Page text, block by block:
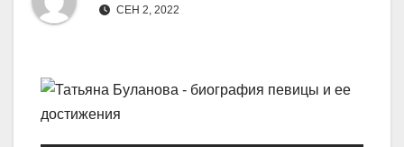
СЕН 2, 2022